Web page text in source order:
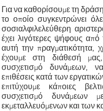
Για να καθορίσουμε τη
το οποίο συγκεντρώνει
σοσιαλφιλελεύθερη
έχει λιγότερες ψήφους
αυτή την πραγματικότητα,
έχουμε στη διάθεσή
συσχετισμό δυνάμεων,
επιθέσεις κατά των
επιτύχουμε κάποιες
συσχετισμό δυνάμεων
εκμεταλλευόμενων και των